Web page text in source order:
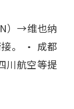
）→维也纳
接。 • 成都
川航空等提